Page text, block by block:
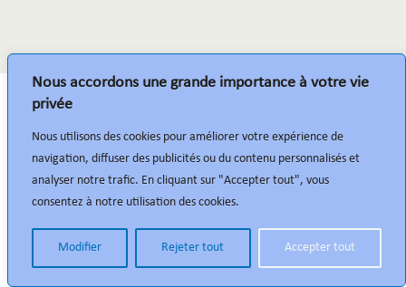
Nous accordons une grande importance à votre vie
privée
Nous utilisons des cookies pour améliorer votre expérience de
navigation, diffuser des publicités ou du contenu personnalisés et
analyser notre trafic. En cliquant sur "Accepter tout", vous
consentez à notre utilisation des cookies.
Modifier Rejeter tout Accepter tout